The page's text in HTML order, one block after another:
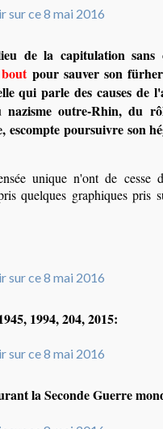
de la capitulation sans
pour sauver son
qui parle des causes de
nazisme outre-Rhin, du
poursuivre son
unique n'ont de cesse
quelques graphiques pris
1994, 204, 2015:
la Seconde Guerre